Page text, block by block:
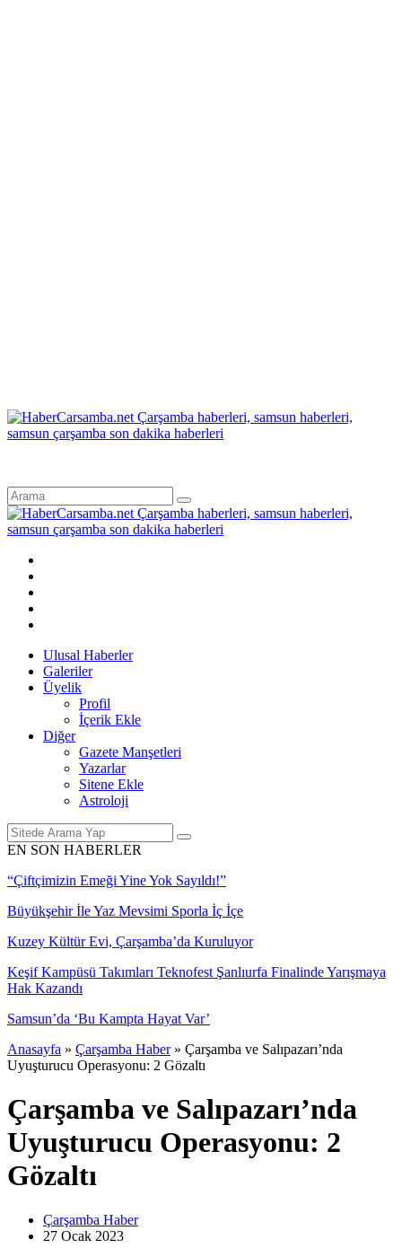
Ulusal Haberler
Galeriler
Üyelik
Profil
İçerik Ekle
Diğer
Gazete Manşetleri
Yazarlar
Sitene Ekle
Astroloji
EN SON HABERLER
“Çiftçimizin Emeği Yine Yok Sayıldı!”
Büyükşehir İle Yaz Mevsimi Sporla İç İçe
Kuzey Kültür Evi, Çarşamba’da Kuruluyor
Keşif Kampüsü Takımları Teknofest Şanlıurfa Finalinde Yarışmaya
Hak Kazandı
Samsun’da ‘Bu Kampta Hayat Var’
Anasayfa » Çarşamba Haber » Çarşamba ve Salıpazarı’nda
Uyuşturucu Operasyonu: 2 Gözaltı
Çarşamba ve Salıpazarı’nda
Uyuşturucu Operasyonu: 2
Gözaltı
Çarşamba Haber
27 Ocak 2023